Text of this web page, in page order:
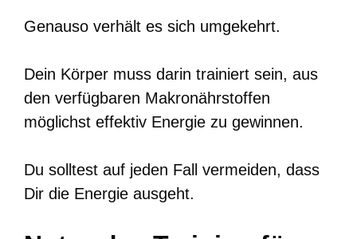
Genauso verhält es sich umgekehrt.
Dein Körper muss darin trainiert sein, aus
den verfügbaren Makronährstoffen
möglichst effektiv Energie zu gewinnen.
Du solltest auf jeden Fall vermeiden, dass
Dir die Energie ausgeht.